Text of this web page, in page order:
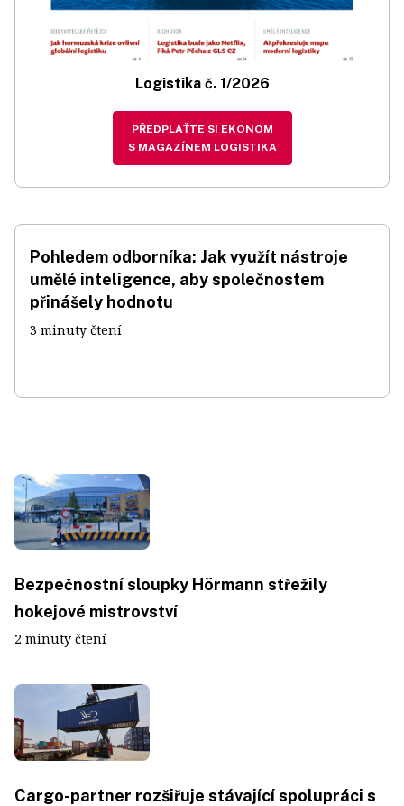
Logistika č. 1/2026
PŘEDPLAŤTE SI EKONOM
S MAGAZÍNEM LOGISTIKA
Pohledem odborníka: Jak využít nástroje
umělé inteligence, aby společnostem
přinášely hodnotu
3 minuty čtení
Bezpečnostní sloupky Hörmann střežily
hokejové mistrovství
2 minuty čtení
Cargo-partner rozšiřuje stávající spolupráci s